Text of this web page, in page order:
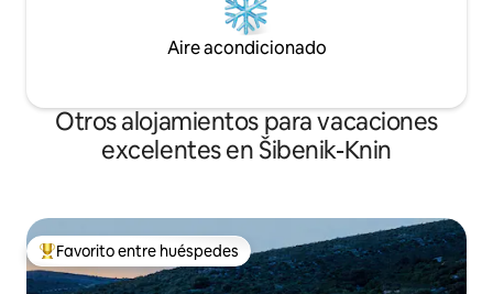
Aire acondicionado
Otros alojamientos para vacaciones
excelentes en Šibenik-Knin
Favorito entre huéspedes preferido
Favorito entre huéspedes